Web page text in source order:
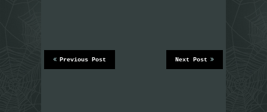
Next Post
Previous Post